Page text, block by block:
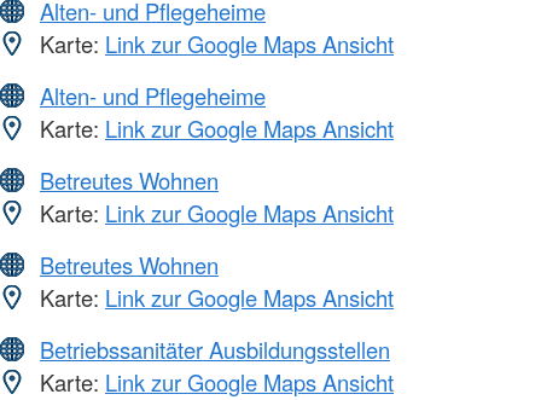
Alten- und Pflegeheime
Karte: Link zur Google Maps Ansicht
Alten- und Pflegeheime
Karte: Link zur Google Maps Ansicht
Betreutes Wohnen
Karte: Link zur Google Maps Ansicht
Betreutes Wohnen
Karte: Link zur Google Maps Ansicht
Betriebssanitäter Ausbildungsstellen
Karte: Link zur Google Maps Ansicht